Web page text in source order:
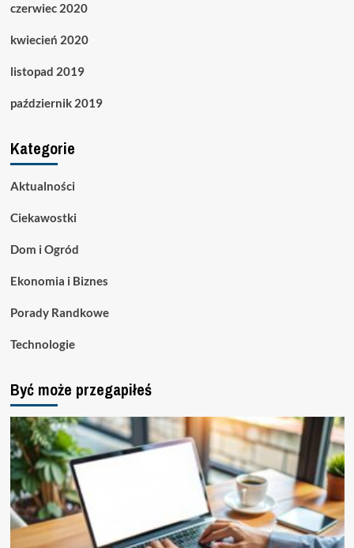
czerwiec 2020
kwiecień 2020
listopad 2019
październik 2019
Kategorie
Aktualności
Ciekawostki
Dom i Ogród
Ekonomia i Biznes
Porady Randkowe
Technologie
Być może przegapiłeś